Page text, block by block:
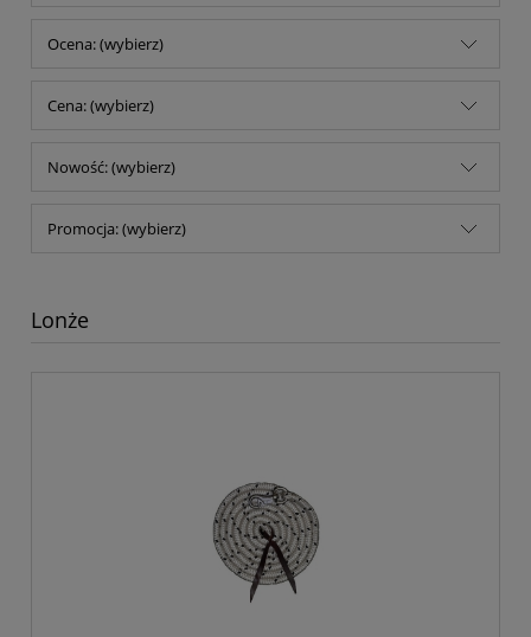
Ocena: (wybierz)
Cena: (wybierz)
Nowość: (wybierz)
Promocja: (wybierz)
Lonże